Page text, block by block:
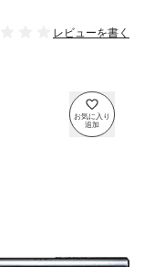
レビューを書く